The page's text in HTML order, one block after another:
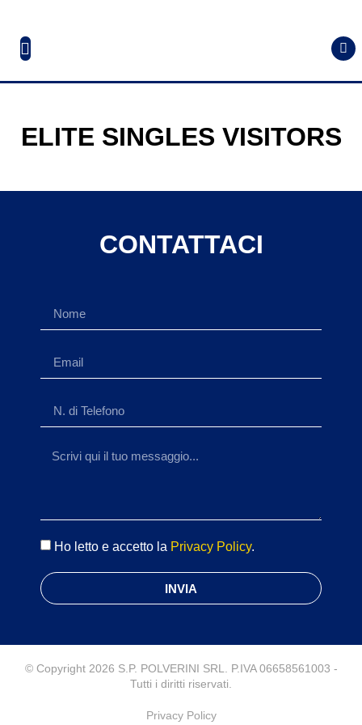
ELITE SINGLES VISITORS
CONTATTACI
Ho letto e accetto la Privacy Policy.
INVIA
© Copyright 2026 S.P. POLVERINI SRL. P.IVA 06658561003 -
Tutti i diritti riservati.
Privacy Policy